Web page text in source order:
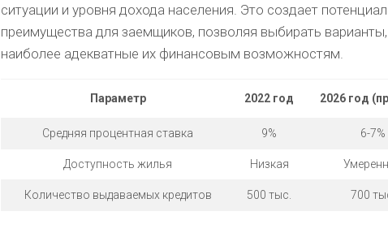
ситуации и уровня дохода населения. Это создает
преимущества для заемщиков, позволяя выбирать варианты,
наиболее адекватные их финансовым возможностям.
Параметр 2022 год 2026 год
Средняя процентная ставка 9% 6-7%
Доступность жилья Низкая
Количество выдаваемых кредитов 500 тыс. 700